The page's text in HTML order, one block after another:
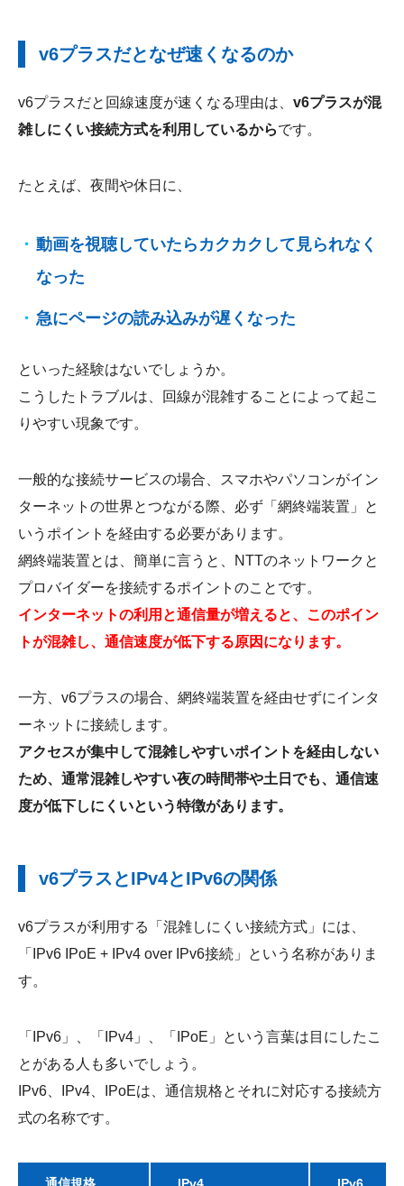
v6プラスだとなぜ速くなるのか
v6プラスだと回線速度が速くなる理由は、 v6プラスが混
雑しにくい接続方式を利用しているからです。
たとえば、夜間や休日に、
動画を視聴していたらカクカクして見られなく
なった
急にページの読み込みが遅くなった
といった経験はないでしょうか。
こうしたトラブルは、回線が混雑することによって起こ
りやすい現象です。
一般的な接続サービスの場合、スマホやパソコンがイン
ターネットの世界とつながる際、必ず「網終端装置」と
いうポイントを経由する必要があります。
網終端装置とは、簡単に言うと、NTTのネットワークと
プロバイダーを接続するポイントのことです。
インターネットの利用と通信量が増えると、このポイン
トが混雑し、通信速度が低下する原因になります。
一方、v6プラスの場合、網終端装置を経由せずにインタ
ーネットに接続します。
アクセスが集中して混雑しやすいポイントを経由しない
ため、通常混雑しやすい夜の時間帯や土日でも、通信速
度が低下しにくいという特徴があります。
v6プラスとIPv4とIPv6の関係
v6プラスが利用する「混雑しにくい接続方式」には、
「IPv6 IPoE + IPv4 over IPv6接続」という名称がありま
す。
「IPv6」、「IPv4」、「IPoE」という言葉は目にしたこ
とがある人も多いでしょう。
IPv6、IPv4、IPoEは、通信規格とそれに対応する接続方
式の名称です。